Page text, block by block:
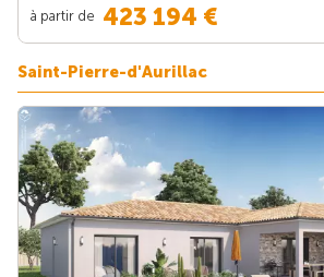
à partir de 423 194 €
Saint-Pierre-d'Aurillac